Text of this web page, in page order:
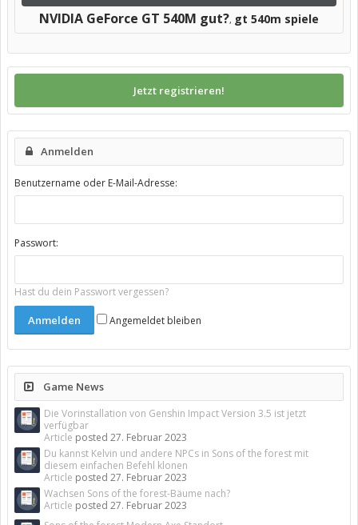
NVIDIA GeForce GT 540M gut?, gt 540m spiele
Jetzt registrieren!
Anmelden
Benutzername oder E-Mail-Adresse:
Passwort:
Hast du dein Passwort vergessen?
Angemeldet bleiben
Game News
Die Vorinstallation von Genshin Impact Version 3.5 ist jetzt
verfügbar
Article posted 27. Februar 2023
Du kannst Kelvin und andere NPCs in Sons of the forest mit
diesem einfachen Befehl klonen
Article posted 27. Februar 2023
Wachsen Sons of the forest-Bäume nach?
Article posted 27. Februar 2023